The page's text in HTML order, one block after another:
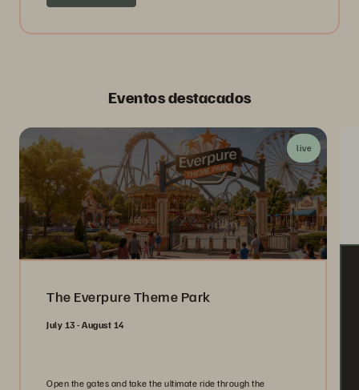
Eventos destacados
live
The Everpure Theme Park
July 13 - August 14
Open the gates and take the ultimate ride through the